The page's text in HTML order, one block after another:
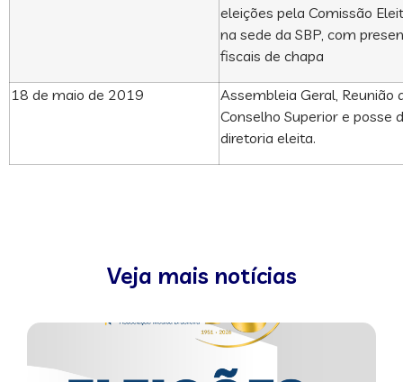
eleições pela Comissão
na sede da SBP, com
fiscais de chapa
18 de maio de 2019
Assembleia Geral, Reunião
Conselho Superior e posse
diretoria eleita.
Veja mais notícias